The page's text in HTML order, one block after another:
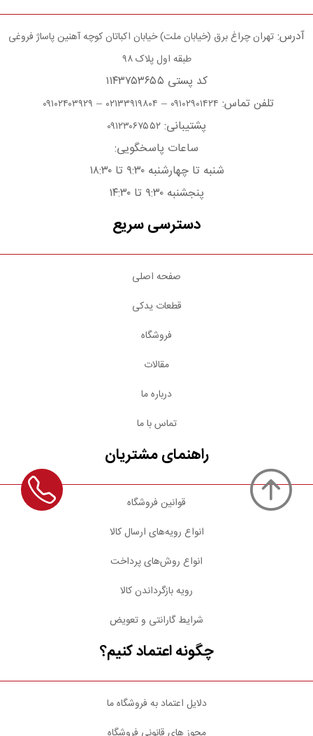
آدرس: تهران چراغ برق (خیابان ملت) خیابان اکباتان کوچه آهنین پاساژ فروغی
طبقه اول پلاک ۹۸
کد پستی ۱۱۴۳۷۵۳۶۵۵
تلفن تماس: ۰۹۱۰۲۹۰۱۴۲۴ – ۰۲۱۳۳۹۱۹۸۰۴ – ۰۹۱۰۲۴۰۳۹۲۹
پشتیبانی: ۰۹۱۲۳۰۶۷۵۵۲
ساعات پاسخگویی:
شنبه تا چهارشنبه ۹:۳۰ تا ۱۸:۳۰
پنجشنبه ۹:۳۰ تا ۱۴:۳۰
دسترسی سریع
صفحه اصلی
قطعات یدکی
فروشگاه
مقالات
درباره ما
تماس با ما
راهنمای مشتریان
قوانین فروشگاه
انواع رویه‌های ارسال کالا
انواع روش‌های پرداخت
رویه بازگرداندن کالا
شرایط گارانتی و تعویض
چگونه اعتماد کنیم؟
دلایل اعتماد به فروشگاه ما